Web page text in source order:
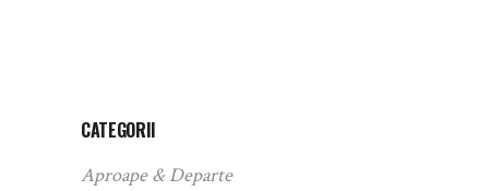
CATEGORII
Aproape & Departe